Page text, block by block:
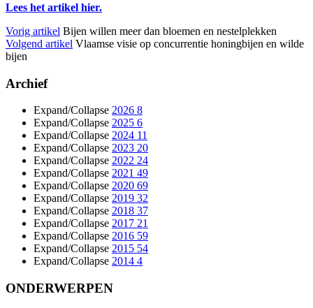
Lees het artikel hier.
Vorig artikel Bijen willen meer dan bloemen en nestelplekken
Volgend artikel Vlaamse visie op concurrentie honingbijen en wilde
bijen
Archief
Expand/Collapse 2026 8
Expand/Collapse 2025 6
Expand/Collapse 2024 11
Expand/Collapse 2023 20
Expand/Collapse 2022 24
Expand/Collapse 2021 49
Expand/Collapse 2020 69
Expand/Collapse 2019 32
Expand/Collapse 2018 37
Expand/Collapse 2017 21
Expand/Collapse 2016 59
Expand/Collapse 2015 54
Expand/Collapse 2014 4
ONDERWERPEN